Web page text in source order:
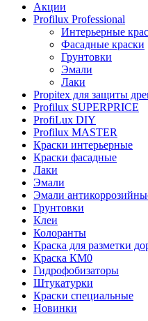
Акции
Profilux Professional
Интерьерные
Фасадные краски
Грунтовки
Эмали
Лаки
Propitex для защиты
Profilux SUPERPRICE
ProfiLux DIY
Profilux MASTER
Краски интерьерные
Краски фасадные
Лаки
Эмали
Эмали
Грунтовки
Клеи
Колоранты
Краска для разметки
Краска КМ0
Гидрофобизаторы
Штукатурки
Краски специальные
Новинки